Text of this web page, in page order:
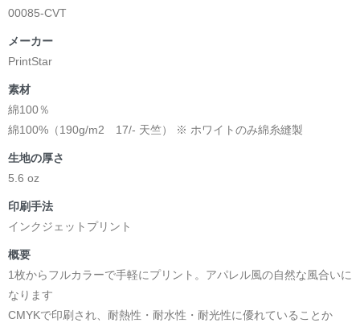
00085-CVT
メーカー
PrintStar
素材
綿100％
綿100%（190g/m2 17/- 天竺） ※ ホワイトのみ綿糸縫製
生地の厚さ
5.6 oz
印刷手法
インクジェットプリント
概要
1枚からフルカラーで手軽にプリント。アパレル風の自然な風合いに
なります
CMYKで印刷され、耐熱性・耐水性・耐光性に優れていることか